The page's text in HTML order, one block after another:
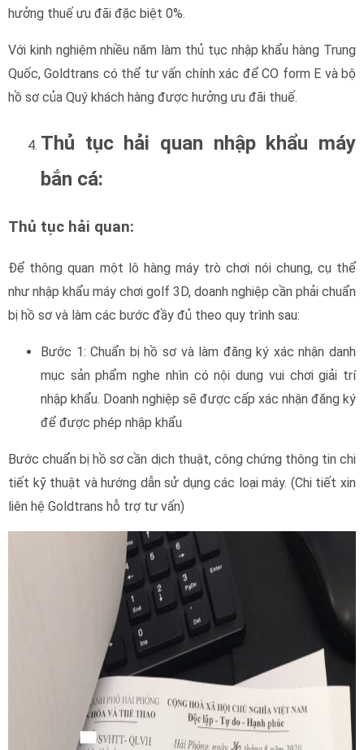
bị hồ sơ và làm các bước đầy đủ theo quy trình sau:
Bước 1: Chuẩn bị hồ sơ và làm đăng ký xác nhận danh
mục sản phẩm nghe nhìn có nội dung vui chơi giải trí
nhập khẩu. Doanh nghiệp sẽ được cấp xác nhận đăng ký
Bước chuẩn bị hồ sơ cần dịch thuật, công chứng thông tin chi
tiết kỹ thuật và hướng dẫn sử dụng các loại máy. (Chi tiết xin